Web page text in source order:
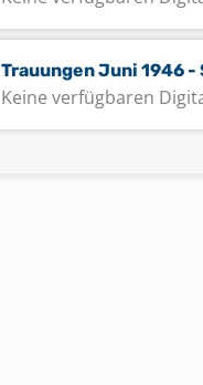
Trauungen Juni 1946 -
Keine verfügbaren